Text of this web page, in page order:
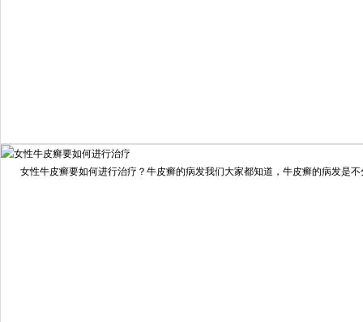
我要咨询 我要预约
女性牛皮癣要如何进行治疗？牛皮癣的病发我们大家都知道，牛皮癣的病发是不